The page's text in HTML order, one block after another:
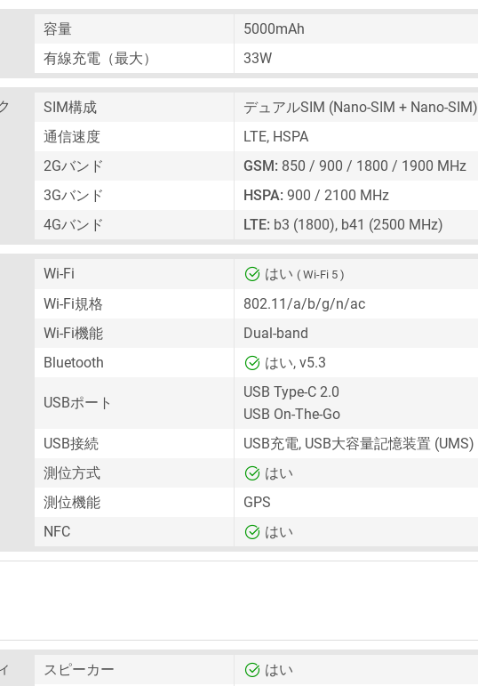
容量
5000mAh
有線充電（最大）
33W
SIM構成 デュアルSIM (Nano-SIM + Nano-SIM)
通信速度
LTE, HSPA
2Gバンド
GSM: 850 / 900 / 1800 / 1900 MHz
3Gバンド
HSPA: 900 / 2100 MHz
4Gバンド
LTE: b3 (1800), b41 (2500 MHz)
Wi-Fi はい ( Wi-Fi 5 )
Wi-Fi規格
802.11/a/b/g/n/ac
Wi-Fi機能
Dual-band
Bluetooth
はい, v5.3
USBポート
USB Type-C 2.0
USB On-The-Go
USB接続
USB充電, USB大容量記憶装置 (UMS)
測位方式
はい
測位機能
GPS
NFC
はい
スピーカー はい